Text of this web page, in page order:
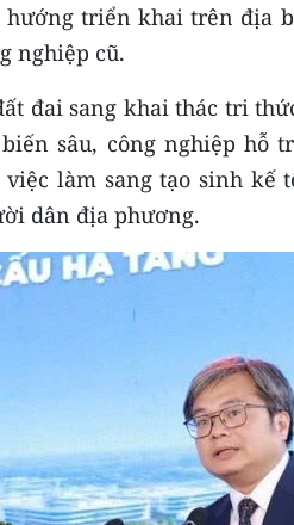
triển khai trên địa
nghiệp cũ.
đai sang khai thác tri
sâu, công nghiệp hỗ
làm sang tạo sinh kế
dân địa phương.